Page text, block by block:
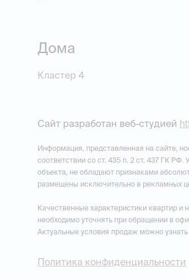
Дома
Кластер 4
Сайт разработан веб-студией
Информация, представленная на сайте,
соответствии со ст. 435 п. 2 ст. 437 ГК
объекта, не обладают признаками
размещены исключительно в рекламных
Качественные характеристики квартир
необходимо уточнять при обращении в
Актуальные условия продаж можно
Политика конфиденциальности